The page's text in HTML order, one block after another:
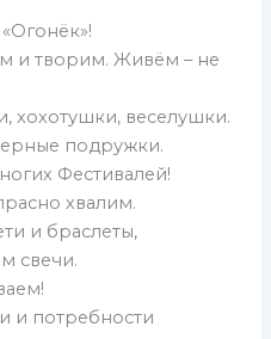
и творим. Живём – не
хохотушки, веселушки.
подружки.
Фестивалей!
хвалим.
и браслеты,
свечи.
и потребности